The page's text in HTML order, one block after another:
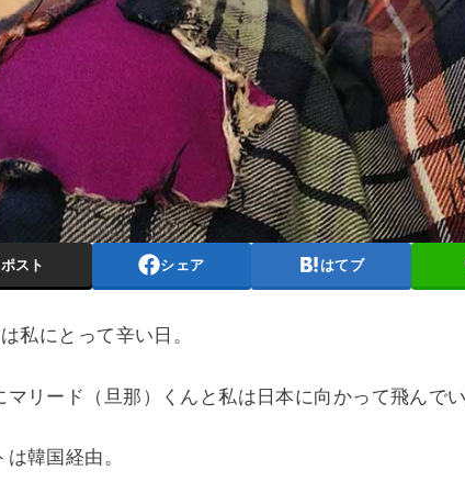
ポスト シェア はてブ
私にとって辛い日。
マリード（旦那）くんと私は日本に向かって飛んでい
は韓国経由。